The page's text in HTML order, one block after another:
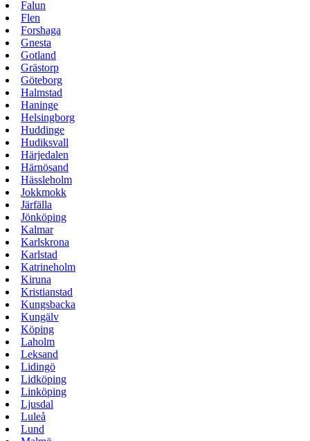
Falun
Flen
Forshaga
Gnesta
Gotland
Grästorp
Göteborg
Halmstad
Haninge
Helsingborg
Huddinge
Hudiksvall
Härjedalen
Härnösand
Hässleholm
Jokkmokk
Järfälla
Jönköping
Kalmar
Karlskrona
Karlstad
Katrineholm
Kiruna
Kristianstad
Kungsbacka
Kungälv
Köping
Laholm
Leksand
Lidingö
Lidköping
Linköping
Ljusdal
Luleå
Lund